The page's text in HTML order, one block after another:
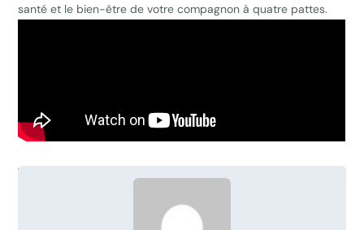
santé et le bien-être de votre compagnon à quatre pattes.